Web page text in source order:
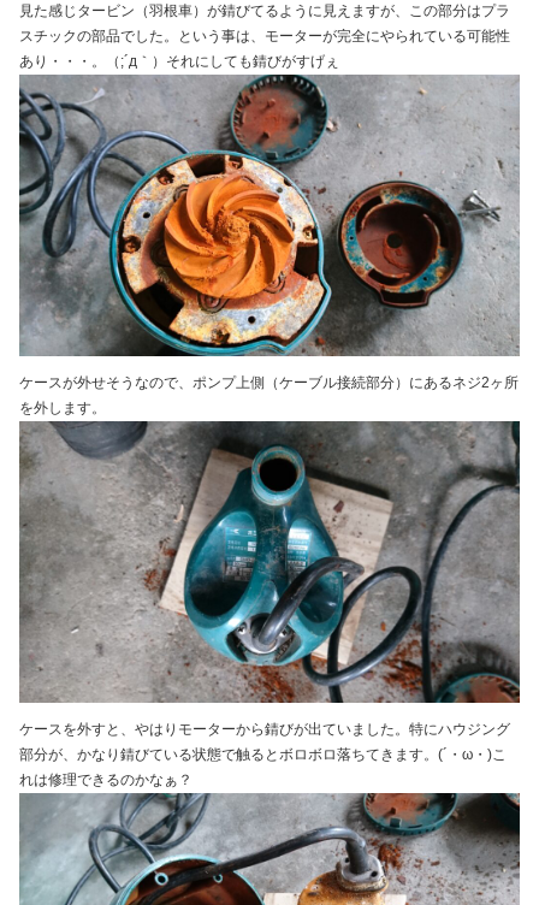
見た感じタービン（羽根車）が錆びてるように見えますが、この部分はプラ
スチックの部品でした。という事は、モーターが完全にやられている可能性
あり・・・。（;´д｀）それにしても錆びがすげぇ
ケースが外せそうなので、ポンプ上側（ケーブル接続部分）にあるネジ2ヶ所
を外します。
ケースを外すと、やはりモーターから錆びが出ていました。特にハウジング
部分が、かなり錆びている状態で触るとボロボロ落ちてきます。(´・ω・)こ
れは修理できるのかなぁ？